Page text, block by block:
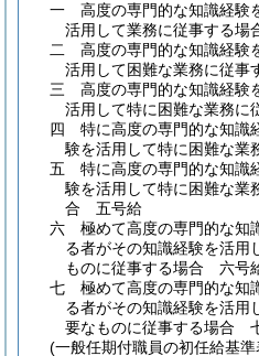
一
高度の専門的な知識経験
活用して業務に従事する
二
高度の専門的な知識経験
活用して困難な業務に従
三
高度の専門的な知識経験
活用して特に困難な業務
四
特に高度の専門的な知識
験を活用して特に困難な
五
特に高度の専門的な知識
験を活用して特に困難な業
合 五号給
六
極めて高度の専門的な知
る者がその知識経験を活用
ものに従事する場合 六号
七
極めて高度の専門的な知
る者がその知識経験を活用
要なものに従事する場合
(一般任期付職員の初任給基